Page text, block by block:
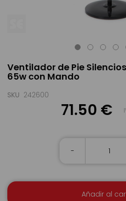
Ventilador de Pie
65w con Mando
SKU 242600
71.50 €
-
Añadir al
al
comienzo
la